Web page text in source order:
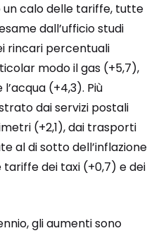
calo delle tariffe, tutte
dall’ufficio studi
rincari percentuali
modo il gas (+5,7),
(+4,3). Più
dai servizi postali
(+2,1), dai trasporti
al di sotto dell’inflazione
tariffe dei taxi (+0,7) e dei
gli aumenti sono